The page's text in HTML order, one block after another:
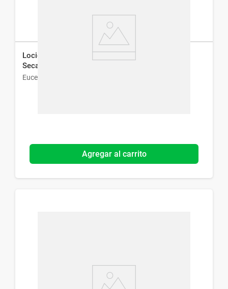
Loción Corporal Hidratante pH5 Eucerin para Piel
Seca y Sensible x 250 ml
Eucerin
Agregar al carrito